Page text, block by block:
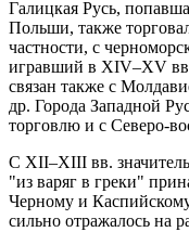
Галицкая Русь,
Польши, также
частности, с
игравший в XIV–XV
связан также с
др. Города Западной
торговлю и с Северо-
С XII–XIII вв.
"из варяг в греки"
Черному и
сильно отражалось на